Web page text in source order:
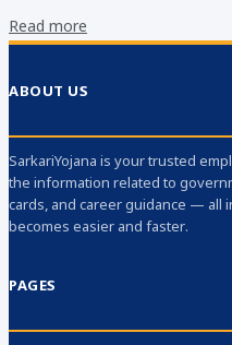
Read more
ABOUT US
SarkariYojana is your trusted
the information related to
cards, and career guidance — all
becomes easier and faster.
PAGES